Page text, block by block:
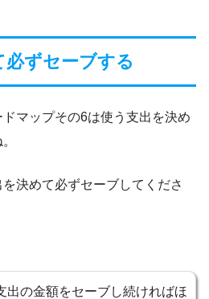
ずセーブする
マップその6は使う支出を決め
決めて必ずセーブしてくださ
出の金額をセーブし続ければほ